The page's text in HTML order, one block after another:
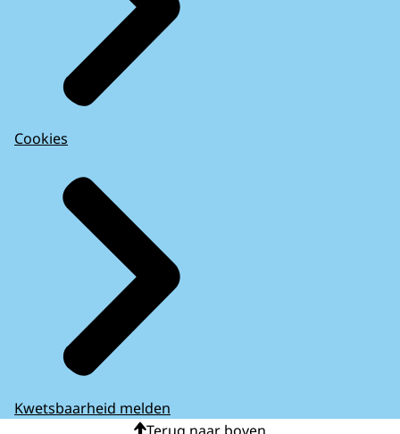
Cookies
Kwetsbaarheid melden